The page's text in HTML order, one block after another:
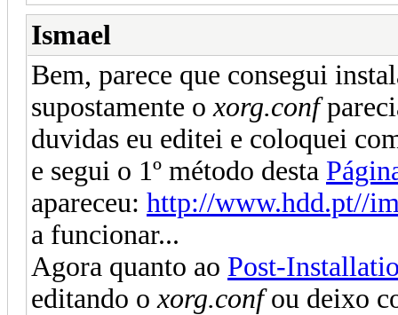
Ismael
Bem, parece que consegui
supostamente oxorg.conf
duvidas eu editei e coloquei
e segui o 1º método desta
apareceu: http://www.hdd.pt//
a funcionar...
Agora quanto ao Post-
editando oxorg.confou deixo